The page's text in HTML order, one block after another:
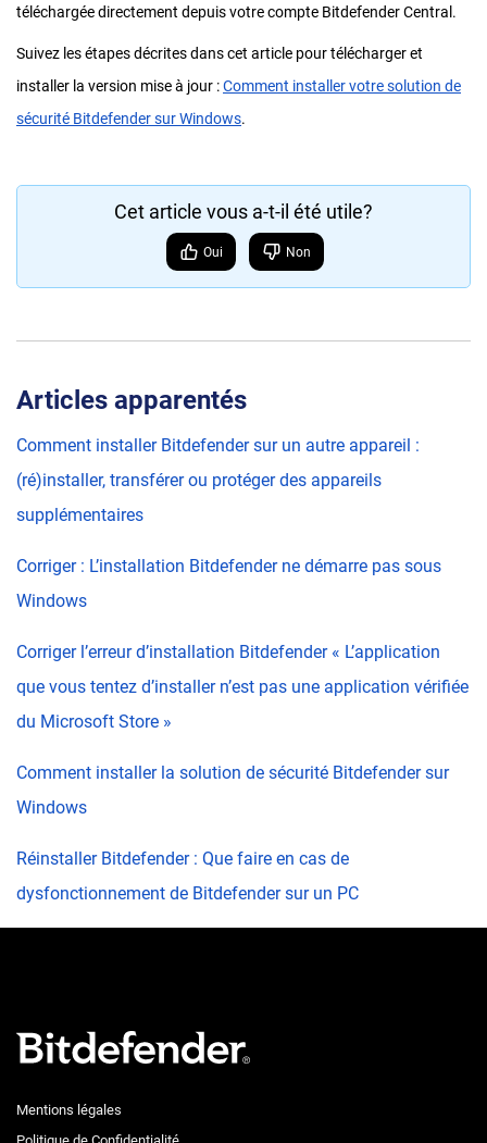
téléchargée directement depuis votre compte Bitdefender Central.
Suivez les étapes décrites dans cet article pour télécharger et
installer la version mise à jour :Comment installer votre solution de
sécurité Bitdefender sur Windows.
Cet article vous a-t-il été utile?
Oui Non
Articles apparentés
Comment installer Bitdefender sur un autre appareil :
(ré)installer, transférer ou protéger des appareils
supplémentaires
Corriger : L’installation Bitdefender ne démarre pas sous
Windows
Corriger l’erreur d’installation Bitdefender « L’application
que vous tentez d’installer n’est pas une application vérifiée
du Microsoft Store »
Comment installer la solution de sécurité Bitdefender sur
Windows
Réinstaller Bitdefender : Que faire en cas de
dysfonctionnement de Bitdefender sur un PC
Mentions légales